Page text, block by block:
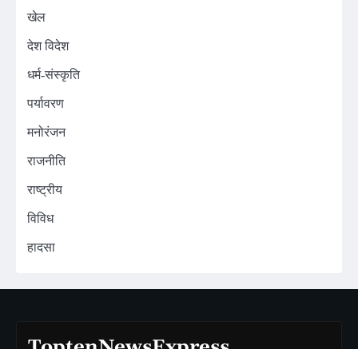
खेल
देश विदेश
धर्म-संस्कृति
पर्यावरण
मनोरंजन
राजनीति
राष्ट्रीय
विविध
हादसा